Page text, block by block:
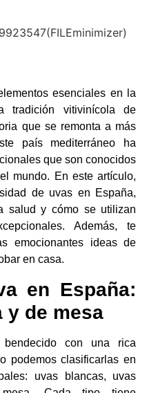
esenciales en la
tradición vitivinícola de
que se remonta a más
país mediterráneo ha
que son conocidos
mundo. En este artículo,
de uvas en España,
salud y cómo se utilizan
Además, te
emocionantes ideas de
en casa.
en España:
y de mesa
con una rica
podemos clasificarlas en
uvas blancas, uvas